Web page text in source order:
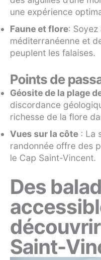
une expérience
Faune et flore: Soyez
méditerranéenne et
peuplent les falaises.
Points de
Géosite de la plage
discordance
richesse de la flore
Vues sur la côte : La
randonnée offre des
le Cap Saint-Vincent.
Des
Saint-